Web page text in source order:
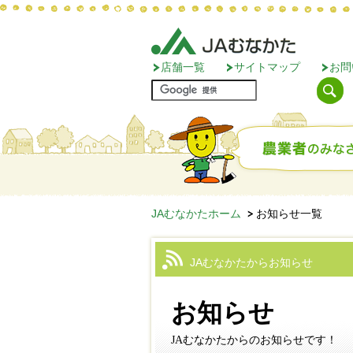
店舗一覧 サイトマップ お
JAむなかたホーム お知らせ一覧
JAむなかたからお知らせ
お知らせ
JAむなかたからのお知らせです！